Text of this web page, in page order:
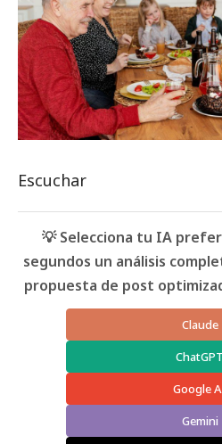
Escuchar
💡 Selecciona tu IA
segundos un análisis
propuesta de post
Claude
ChatGPT
Google
Gemini